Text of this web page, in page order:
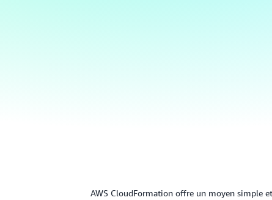
AWS CloudFormation offre un moyen simple